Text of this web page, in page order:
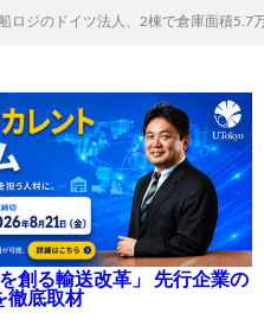
ロジのドイツ法人、2棟で倉庫面積5.7
創る輸送改革」 先行企業の
徹底取材